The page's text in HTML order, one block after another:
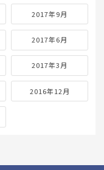
2017年9月
2017年6月
2017年3月
2016年12月